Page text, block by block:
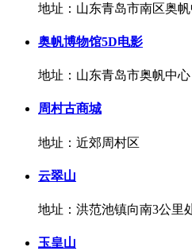
地址：山东青岛市南区奥
奥帆博物馆5D电影
地址：山东青岛市奥帆中心
周村古商城
地址：近郊周村区
云翠山
地址：洪范池镇向南3公里
玉皇山